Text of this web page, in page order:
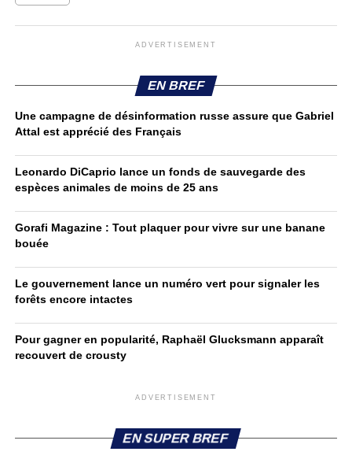
ADVERTISEMENT
EN BREF
Une campagne de désinformation russe assure que Gabriel
Attal est apprécié des Français
Leonardo DiCaprio lance un fonds de sauvegarde des
espèces animales de moins de 25 ans
Gorafi Magazine : Tout plaquer pour vivre sur une banane
bouée
Le gouvernement lance un numéro vert pour signaler les
forêts encore intactes
Pour gagner en popularité, Raphaël Glucksmann apparaît
recouvert de crousty
ADVERTISEMENT
EN SUPER BREF